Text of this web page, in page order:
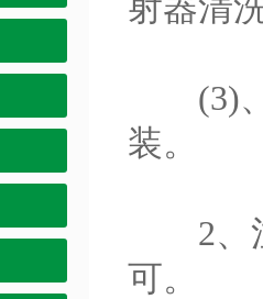
(3)、
装。
2、注
可。